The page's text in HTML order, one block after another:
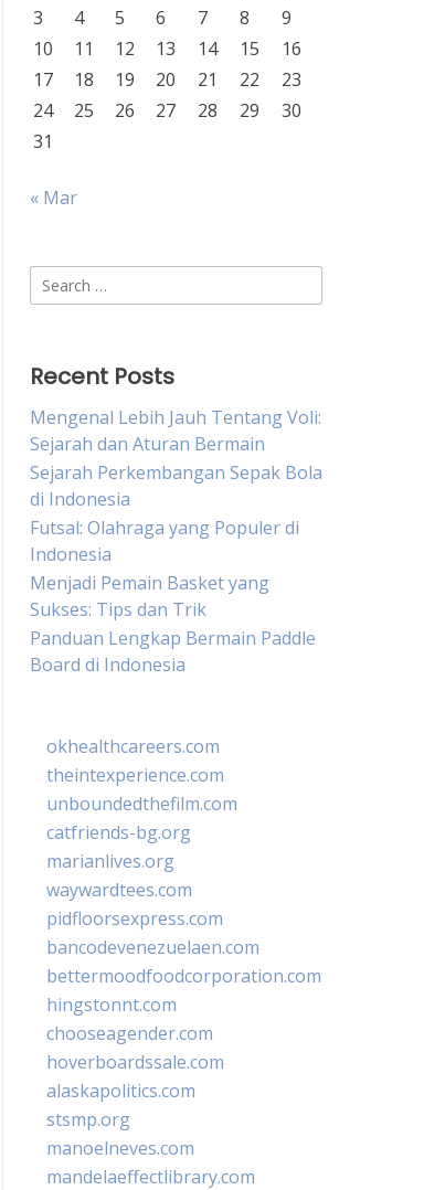
3
4 5 6 7 8
9
10
11 12 13 14 15
16
17
18 19 20 21 22
23
24
25 26 27 28 29
30
31
« Mar
Search
for:
Recent Posts
Mengenal Lebih Jauh Tentang Voli:
Sejarah dan Aturan Bermain
Sejarah Perkembangan Sepak Bola
di Indonesia
Futsal: Olahraga yang Populer di
Indonesia
Menjadi Pemain Basket yang
Sukses: Tips dan Trik
Panduan Lengkap Bermain Paddle
Board di Indonesia
okhealthcareers.com
theintexperience.com
unboundedthefilm.com
catfriends-bg.org
marianlives.org
waywardtees.com
pidfloorsexpress.com
bancodevenezuelaen.com
bettermoodfoodcorporation.com
hingstonnt.com
chooseagender.com
hoverboardssale.com
alaskapolitics.com
stsmp.org
manoelneves.com
mandelaeffectlibrary.com